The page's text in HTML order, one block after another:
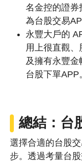
名金控的證券
為台股交易
永豐大戶的
用上很直觀
及擁有永豐
台股下單APP
總結：台
選擇合適的台股
步。透過考量台